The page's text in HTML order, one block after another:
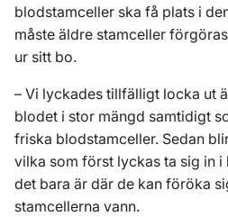
blodstamceller ska få plats i
måste äldre stamceller
ur sitt bo.
– Vi lyckades tillfälligt locka ut
blodet i stor mängd samtidigt
friska blodstamceller. Sedan
vilka som först lyckas ta sig in i
det bara är där de kan föröka
stamcellerna vann.